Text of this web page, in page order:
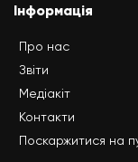
Інформація
Про нас
Звіти
Медіакіт
Контакти
Поскаржитися на